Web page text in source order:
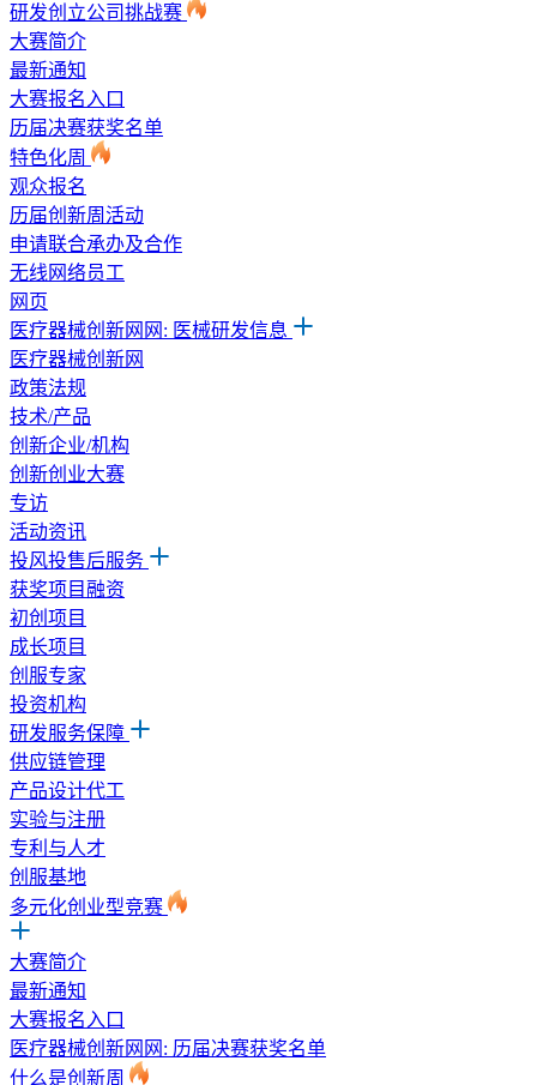
研发创立公司挑战赛
大赛简介
最新通知
大赛报名入口
历届决赛获奖名单
特色化周
观众报名
历届创新周活动
申请联合承办及合作
无线网络员工
网页
医疗器械创新网网: 医械研发信息
医疗器械创新网
政策法规
技术/产品
创新企业/机构
创新创业大赛
专访
活动资讯
投风投售后服务
获奖项目融资
初创项目
成长项目
创服专家
投资机构
研发服务保障
供应链管理
产品设计代工
实验与注册
专利与人才
创服基地
多元化创业型竞赛
大赛简介
最新通知
大赛报名入口
医疗器械创新网网: 历届决赛获奖名单
什么是创新周